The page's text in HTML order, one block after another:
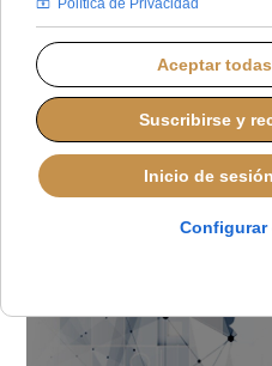
LUNES, 29 SEPTIEMBRE 2025 17:24